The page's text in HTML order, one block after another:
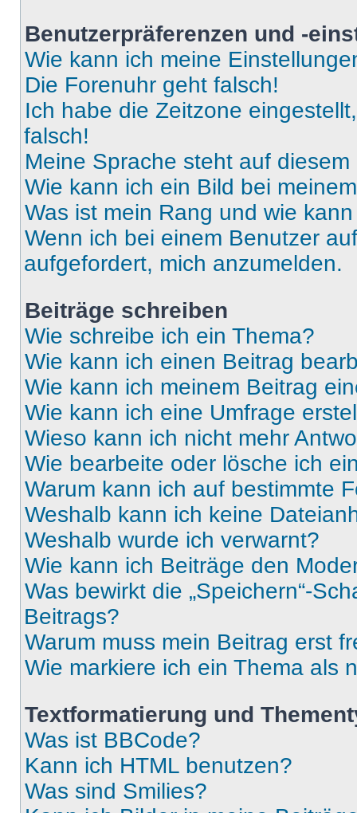
Benutzerpräferenzen und -
Wie kann ich meine
Die Forenuhr geht falsch!
Ich habe die Zeitzone
falsch!
Meine Sprache steht auf
Wie kann ich ein Bild bei
Was ist mein Rang und wie
Wenn ich bei einem Benutzer
aufgefordert, mich anzumelden.
Beiträge schreiben
Wie schreibe ich ein Thema?
Wie kann ich einen Beitrag
Wie kann ich meinem Beitrag
Wie kann ich eine Umfrage
Wieso kann ich nicht mehr
Wie bearbeite oder lösche ich
Warum kann ich auf bestimmte
Weshalb kann ich keine
Weshalb wurde ich verwarnt?
Wie kann ich Beiträge den
Was bewirkt die „Speichern“-
Beitrags?
Warum muss mein Beitrag erst
Wie markiere ich ein Thema als
Textformatierung und
Was ist BBCode?
Kann ich HTML benutzen?
Was sind Smilies?